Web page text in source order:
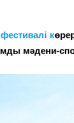
к
мәдени-